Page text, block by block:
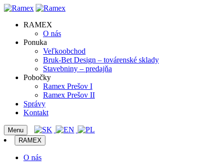
RAMEX
O nás
Ponuka
Veľkoobchod
Bruk-Bet Design – továrenské sklady
Stavebniny – predajňa
Pobočky
Ramex Prešov I
Ramex Prešov II
Správy
Kontakt
Menu
RAMEX
O nás